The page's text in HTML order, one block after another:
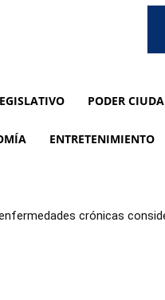
PODER
ENTRETENIMIENTO
crónicas